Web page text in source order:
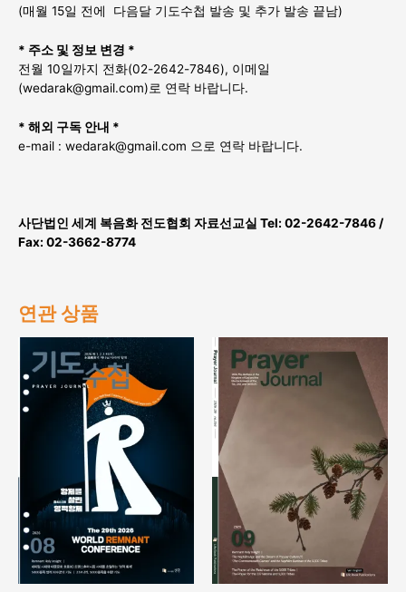
(매월 15일 전에 다음달 기도수첩 발송 및 추가 발송 끝남)
* 주소 및 정보 변경 *
전월 10일까지 전화(02-2642-7846), 이메일
(wedarak@gmail.com)로 연락 바랍니다.
* 해외 구독 안내 *
e-mail : wedarak@gmail.com 으로 연락 바랍니다.
사단법인 세계 복음화 전도협회 자료선교실 Tel: 02-2642-7846 /
Fax: 02-3662-8774
연관 상품